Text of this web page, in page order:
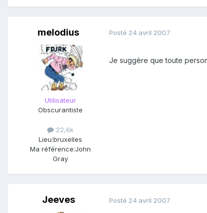
melodius
Utilisateur
Obscurantiste
22,6k
Lieu:bruxelles
Ma référence:John
Gray
Posté 24 avril 2007
Je suggère que toute
Jeeves Posté 24 avril 2007